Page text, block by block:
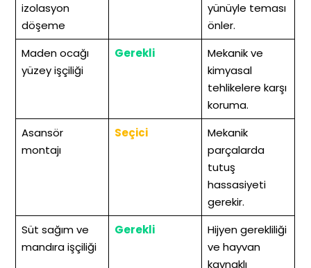
izolasyon
döşeme
yünüyle teması
önler.
Maden ocağı
yüzey işçiliği
Gerekli
Mekanik ve
kimyasal
tehlikelere karşı
koruma.
Asansör
montajı
Seçici
Mekanik
parçalarda
tutuş
hassasiyeti
gerekir.
Süt sağım ve
mandıra işçiliği
Gerekli
Hijyen gerekliliği
ve hayvan
kaynaklı